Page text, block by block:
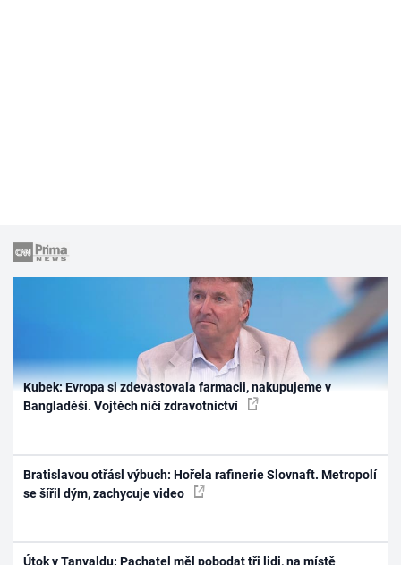
Kubek: Evropa si zdevastovala farmacii, nakupujeme v
Bangladéši. Vojtěch ničí zdravotnictví
Bratislavou otřásl výbuch: Hořela rafinerie Slovnaft. Metropolí
se šířil dým, zachycuje video
Útok v Tanvaldu: Pachatel měl pobodat tři lidi, na místě